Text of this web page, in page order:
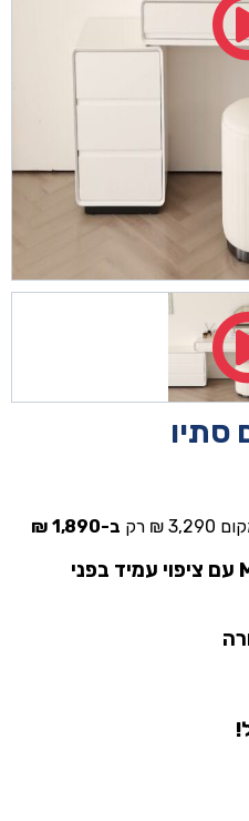
סתיו
₪ רק ב-1,890 ₪
✅ גוף הקומודה עשוי מ-MDF עם ציפוי עמיד בפני